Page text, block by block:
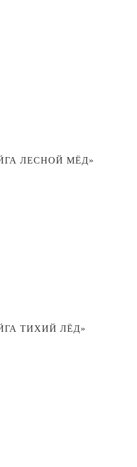
ЛЕСНОЙ МЁД»
ТИХИЙ ЛЁД»